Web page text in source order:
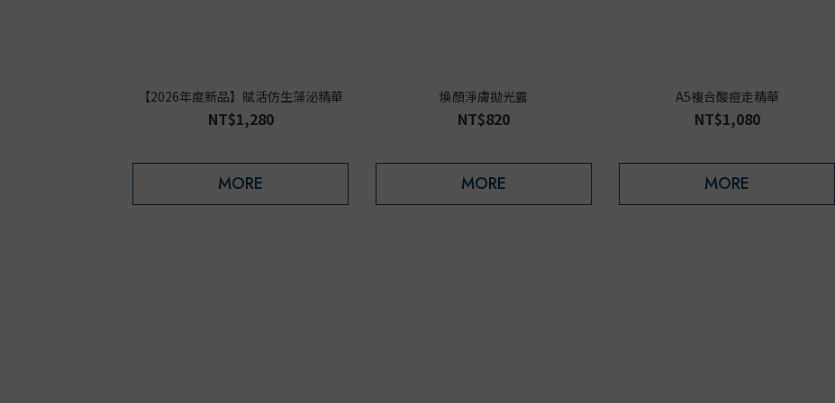
【2026年度新品】賦活仿生藻泌精華
NT$1,280
MORE
煥顏淨膚拋光露
NT$820
MORE
A5複合酸痘走精華
NT$1,080
MORE